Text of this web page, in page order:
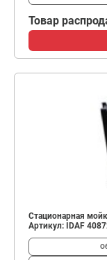
Товар
Стационарная
Артикул: IDAF